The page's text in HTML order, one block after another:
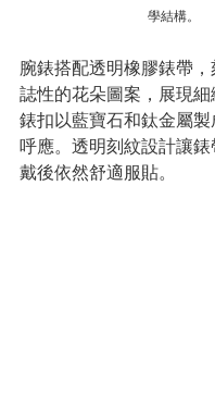
學結構。
腕錶搭配透明橡膠錶帶
誌性的花朵圖案，展現
錶扣以藍寶石和鈦金屬
呼應。透明刻紋設計讓
戴後依然舒適服貼。